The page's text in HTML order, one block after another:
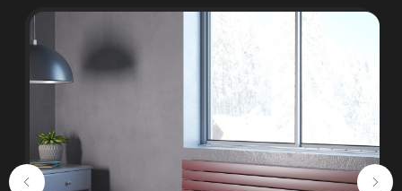
+375 (29) 652 34 03
ООО «ТермоАльянс», РБ, 220062, г.
Минск пр-т Победителей 131, оф.68 УНП
692071529, р/с BY38 ALFA 3012 2327
5000 2027 0000, в ЗАО «Альфа-Банк»,
код ALFABY2X, 220013 г. Минск, ул.
Сурганова, 43-47